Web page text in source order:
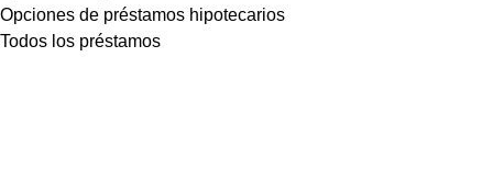
Opciones de préstamos hipotecarios
Todos los préstamos